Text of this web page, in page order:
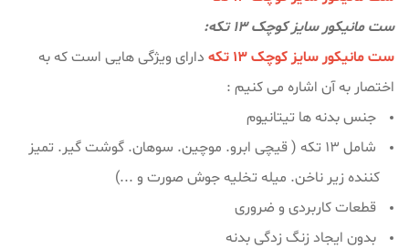
ست مانیکور سایز کوچک 13 تکه:
ست مانیکور سایز کوچک 13 تکه
دارای ویژگی هایی است که به
اختصار به آن اشاره می کنیم :
جنس بدنه ها تیتانیوم
شامل 13 تکه ( قیچی ابرو. موچین. سوهان. گوشت گیر. تمیز
کننده زیر ناخن. میله تخلیه جوش صورت و ...)
قطعات کاربردی و ضروری
بدون ایجاد زنگ زدگی بدنه